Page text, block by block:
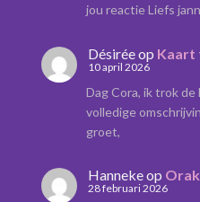
jou reactie Liefs
Désiréeop Kaart
10 april 2026
Dag Cora, ik trok
volledige
groet,
Hannekeop
28 februari 2026